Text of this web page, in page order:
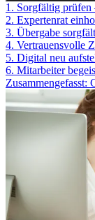
1. Sorgfältig
2. Expertenrat
3. Übergabe
4. Vertrauensvolle
5. Digital neu
6. Mitarbeiter
Zusammengefasst: